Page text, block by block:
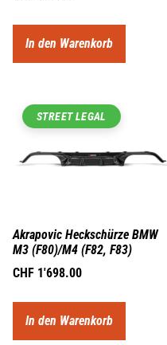
In den Warenkorb
STREET LEGAL
Akrapovic Heckschürze BMW
M3 (F80)/M4 (F82, F83)
CHF 1'698.00
In den Warenkorb